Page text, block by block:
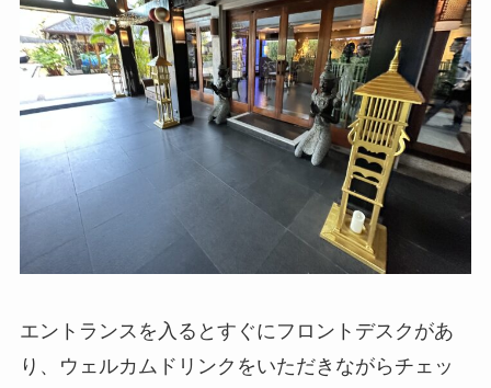
エントランスを入るとすぐにフロントデスクがあ
り、ウェルカムドリンクをいただきながらチェッ